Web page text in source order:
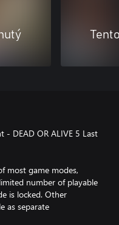
DEAD OR ALIVE 5 Last
most game modes,
number of playable
is locked. Other
as separate